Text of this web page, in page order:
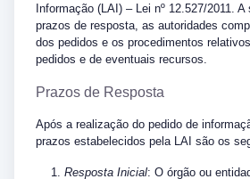
Informação (LAI) – Lei nº 12.527/2011.
prazos de resposta, as autoridades
dos pedidos e os procedimentos
pedidos e de eventuais recursos.
Prazos de Resposta
Após a realização do pedido de
prazos estabelecidos pela LAI são os
Resposta Inicial: O órgão ou